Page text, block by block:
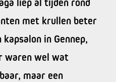
liep al tijden rond
met krullen beter
in Gennep,
waren wel wat
maar een